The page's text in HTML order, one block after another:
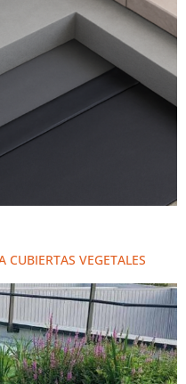
VEGETALES